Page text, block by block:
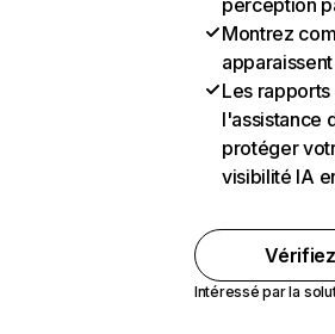
perception
Montrez
Les
l'assistance
protéger
visibilité IA
Intéressé par la